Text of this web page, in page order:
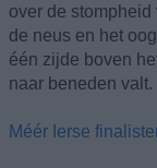
over de
de neus en het
één zijde boven
naar beneden valt.
Méér Ierse